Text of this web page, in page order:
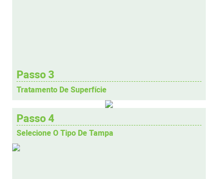
Passo 3
Tratamento De Superfície
Passo 4
Selecione O Tipo De Tampa